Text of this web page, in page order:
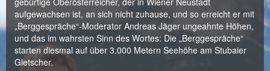
aufgewachsen ist, an sich nicht zuhause, und so erreicht er mit
„Berggespräche“-Moderator Andreas Jäger ungeahnte Höhen,
und das im wahrsten Sinn des Wortes: Die „Berggespräche“
starten diesmal auf über 3.000 Metern Seehöhe am Stubaier
Gletscher.